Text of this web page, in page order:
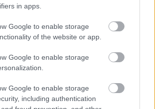
in apps.
Google to enable storage
of the website or app.
Google to enable storage
Google to enable storage
including authentication
CARDIAQUES